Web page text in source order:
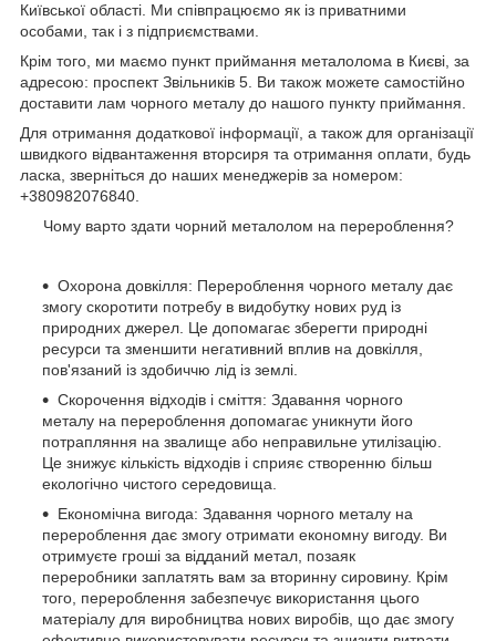
Київської області. Ми співпрацюємо як із приватними
особами, так і з підприємствами.
Крім того, ми маємо пункт приймання металолома в Києві, за
адресою: проспект Звільників 5. Ви також можете самостійно
доставити лам чорного металу до нашого пункту приймання.
Для отримання додаткової інформації, а також для організації
швидкого відвантаження вторсиря та отримання оплати, будь
ласка, зверніться до наших менеджерів за номером:
+380982076840.
Чому варто здати чорний металолом на перероблення?
Охорона довкілля: Перероблення чорного металу дає
змогу скоротити потребу в видобутку нових руд із
природних джерел. Це допомагає зберегти природні
ресурси та зменшити негативний вплив на довкілля,
пов'язаний із здобиччю лід із землі.
Скорочення відходів і сміття: Здавання чорного
металу на перероблення допомагає уникнути його
потрапляння на звалище або неправильне утилізацію.
Це знижує кількість відходів і сприяє створенню більш
екологічно чистого середовища.
Економічна вигода: Здавання чорного металу на
перероблення дає змогу отримати економну вигоду. Ви
отримуєте гроші за відданий метал, позаяк
переробники заплатять вам за вторинну сировину. Крім
того, перероблення забезпечує використання цього
матеріалу для виробництва нових виробів, що дає змогу